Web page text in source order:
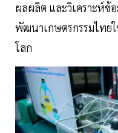
ผลผลิต และวิเคราะห์ข้
พัฒนาเกษตรกรรมไทย
โลก